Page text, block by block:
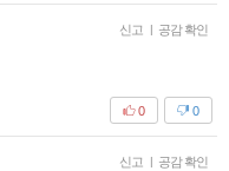
신고 | 공감 확인
0
0
신고 | 공감 확인